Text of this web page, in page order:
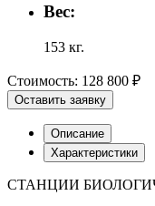
Вес:
153 кг.
Стоимость: 128 800 ₽
Оставить заявку
Описание
Характеристики
СТАНЦИИ